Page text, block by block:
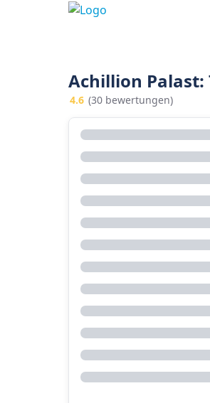
Achillion Palast:
4.6 (30 bewertungen)